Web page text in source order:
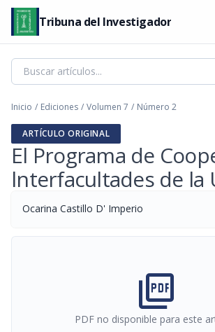
Tribuna del Investigador
Inicio / Ediciones / Volumen 7 / Número 2
ARTÍCULO ORIGINAL
El Programa de
lnterfacultades de la
Ocarina Castillo D' Imperio
picture_as_pdf
PDF no disponible para este